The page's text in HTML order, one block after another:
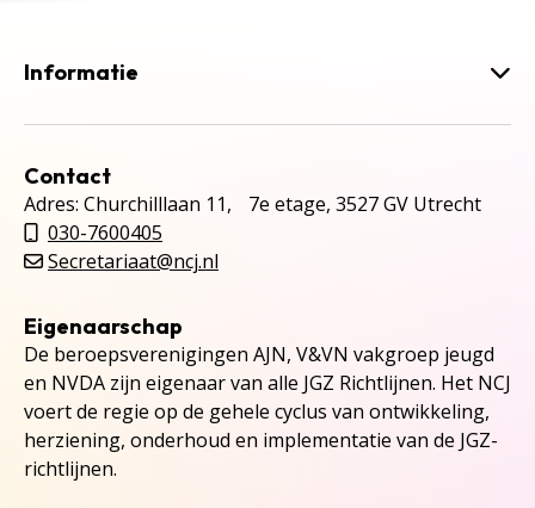
Informatie
Contact
Adres: Churchilllaan 11, 7e etage, 3527 GV Utrecht
030-7600405
Secretariaat@ncj.nl
Eigenaarschap
De beroepsverenigingen AJN, V&VN vakgroep jeugd
en NVDA zijn eigenaar van alle JGZ Richtlijnen. Het NCJ
voert de regie op de gehele cyclus van ontwikkeling,
herziening, onderhoud en implementatie van de JGZ-
richtlijnen.